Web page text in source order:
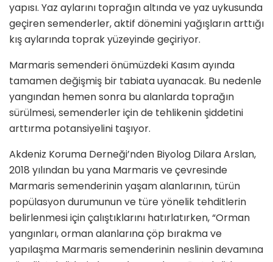
yapısı. Yaz aylarını toprağın altında ve yaz uykusunda
geçiren semenderler, aktif dönemini yağışların arttığı
kış aylarında toprak yüzeyinde geçiriyor.
Marmaris semenderi önümüzdeki Kasım ayında
tamamen değişmiş bir tabiata uyanacak. Bu nedenle
yangından hemen sonra bu alanlarda toprağın
sürülmesi, semenderler için de tehlikenin şiddetini
arttırma potansiyelini taşıyor.
Akdeniz Koruma Derneği’nden Biyolog Dilara Arslan,
2018 yılından bu yana Marmaris ve çevresinde
Marmaris semenderinin yaşam alanlarının, türün
popülasyon durumunun ve türe yönelik tehditlerin
belirlenmesi için çalıştıklarını hatırlatırken, “Orman
yangınları, orman alanlarına çöp bırakma ve
yapılaşma Marmaris semenderinin neslinin devamına